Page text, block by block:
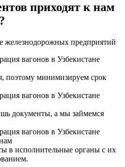
приходят к нам
железнодорожных предприятий
поэтому минимизируем срок
документы, а мы займемся
в исполнительные органы с их